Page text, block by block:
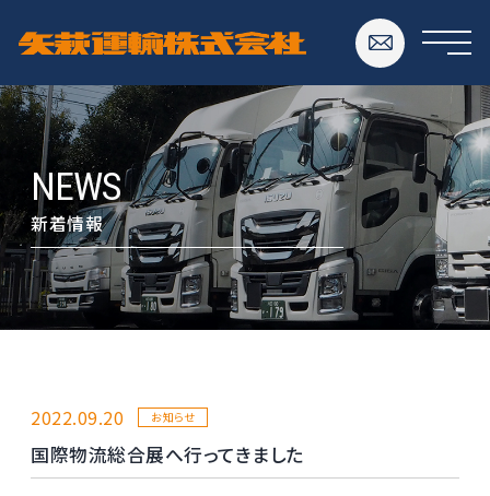
NEWS
新着情報
2022.09.20 お知らせ
国際物流総合展へ行ってきました